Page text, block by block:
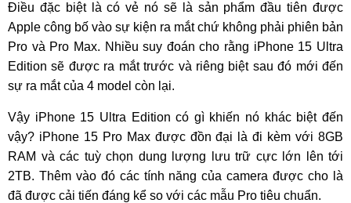
Điều đặc biệt là có vẻ nó sẽ là sản phẩm đầu tiên được
Apple công bố vào sự kiện ra mắt chứ không phải phiên bản
Pro và Pro Max. Nhiều suy đoán cho rằng iPhone 15 Ultra
Edition sẽ được ra mắt trước và riêng biệt sau đó mới đến
sự ra mắt của 4 model còn lại.
Vậy iPhone 15 Ultra Edition có gì khiến nó khác biệt đến
vậy? iPhone 15 Pro Max được đồn đại là đi kèm với 8GB
RAM và các tuỳ chọn dung lượng lưu trữ cực lớn lên tới
2TB. Thêm vào đó các tính năng của camera được cho là
đã được cải tiến đáng kể so với các mẫu Pro tiêu chuẩn.